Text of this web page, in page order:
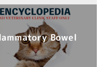
Bowel